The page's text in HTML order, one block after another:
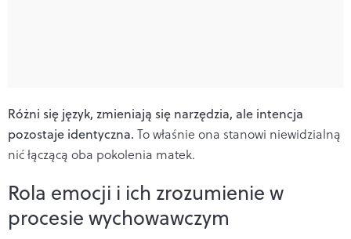
Różni się język, zmieniają się narzędzia, ale intencja
pozostaje identyczna. To właśnie ona stanowi niewidzialną
nić łączącą oba pokolenia matek.
Rola emocji i ich zrozumienie w
procesie wychowawczym